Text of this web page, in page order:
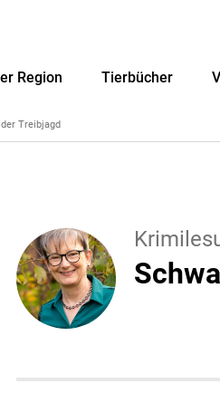
Region Tierbücher
Treibjagd